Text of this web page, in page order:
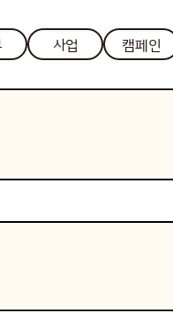
사업 캠페인